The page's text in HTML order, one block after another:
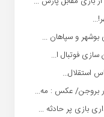
بوشهر و سپاهان ...
سازی فوتبال ا...
استقلال...
بروجن/ عکس : مه...
بازی پر حادثه ...